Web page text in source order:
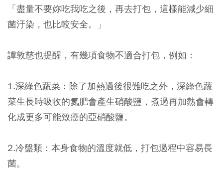
「盡量不要妳吃我吃之後，再去打包，這樣能減少細
菌汙染，也比較安全。」
譚敦慈也提醒，有幾項食物不適合打包，例如：
1.深綠色蔬菜 ：除了加熱過後很難吃之外，深綠色蔬
菜生長時吸收的氮肥會產生硝酸鹽，煮過再加熱會轉
化成更多可能致癌的亞硝酸鹽。
2.冷盤類 ：本身食物的溫度就低，打包過程中容易長
菌。